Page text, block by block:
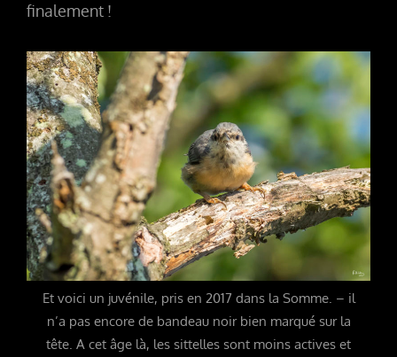
finalement !
Et voici un juvénile, pris en 2017 dans la Somme. – il
n’a pas encore de bandeau noir bien marqué sur la
tête. A cet âge là, les sittelles sont moins actives et